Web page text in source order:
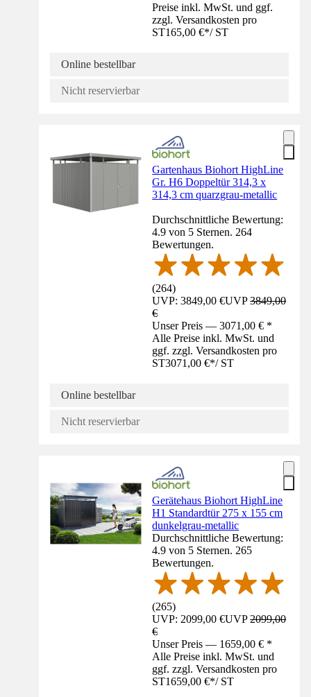
Preise inkl. MwSt. und ggf.
zzgl. Versandkosten pro
ST165,00 €*/ ST
Online bestellbar
Nicht reservierbar
Gartenhaus Biohort HighLine
Gr. H6 Doppeltür 314,3 x
314,3 cm quarzgrau-metallic
Durchschnittliche Bewertung:
4.9 von 5 Sternen. 264
Bewertungen.
(264)
UVP: 3849,00 €UVP3849,00
€
Unser Preis — 3071,00 € *
Alle Preise inkl. MwSt. und
ggf. zzgl. Versandkosten pro
ST3071,00 €*/ ST
Online bestellbar
Nicht reservierbar
Gerätehaus Biohort HighLine
H1 Standardtür 275 x 155 cm
dunkelgrau-metallic
Durchschnittliche Bewertung:
4.9 von 5 Sternen. 265
Bewertungen.
(265)
UVP: 2099,00 €UVP2099,00
€
Unser Preis — 1659,00 € *
Alle Preise inkl. MwSt. und
ggf. zzgl. Versandkosten pro
ST1659,00 €*/ ST